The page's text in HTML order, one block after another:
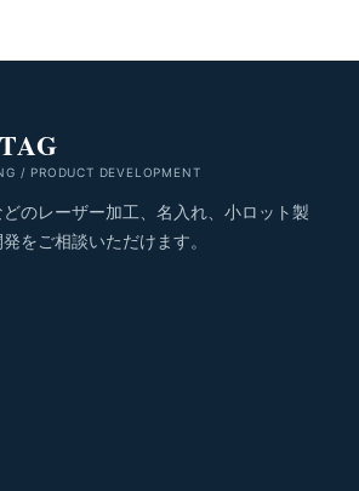
/ PRODUCT DEVELOPMENT
のレーザー加工、名入れ、小ロット製
をご相談いただけます。